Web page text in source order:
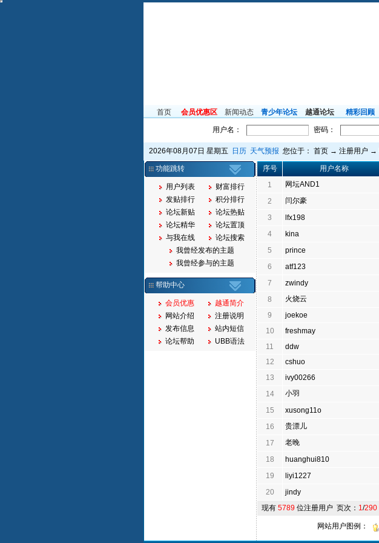
首页 会员优惠区 新闻动态 青少年论坛 越通论坛 精彩回顾
用户名： 密码：
2026年08月07日 星期五 日历 天气预报 您位于： 首页 → 注册用户 →
功能跳转
用户列表
财富排行
发贴排行
积分排行
论坛新贴
论坛热贴
论坛精华
论坛置顶
与我在线
论坛搜索
我曾经发布的主题
我曾经参与的主题
帮助中心
会员优惠
越通简介
网站介绍
注册说明
发布信息
站内短信
论坛帮助
UBB语法
序号 用户名称
1
网坛AND1
2
闫尔豪
3
lfx198
4
kina
5
prince
6
atf123
7
zwindy
8
火烧云
9
joekoe
10
freshmay
11
ddw
12
cshuo
13
ivy00266
14
小羽
15
xusong11o
16
贵漂儿
17
老晚
18
huanghui810
19
liyi1227
20
jindy
现有 5789 位注册用户 页次： 1/290
网站用户图例：